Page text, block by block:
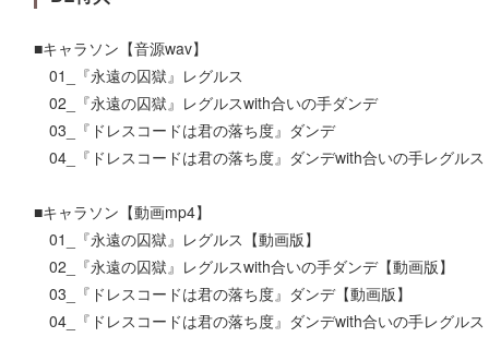
■キャラソン【音源wav】
01_『永遠の囚獄』レグルス
02_『永遠の囚獄』レグルスwith合いの手ダンデ
03_『ドレスコードは君の落ち度』ダンデ
04_『ドレスコードは君の落ち度』ダンデwith合いの手レグルス
■キャラソン【動画mp4】
01_『永遠の囚獄』レグルス【動画版】
02_『永遠の囚獄』レグルスwith合いの手ダンデ【動画版】
03_『ドレスコードは君の落ち度』ダンデ【動画版】
04_『ドレスコードは君の落ち度』ダンデwith合いの手レグル